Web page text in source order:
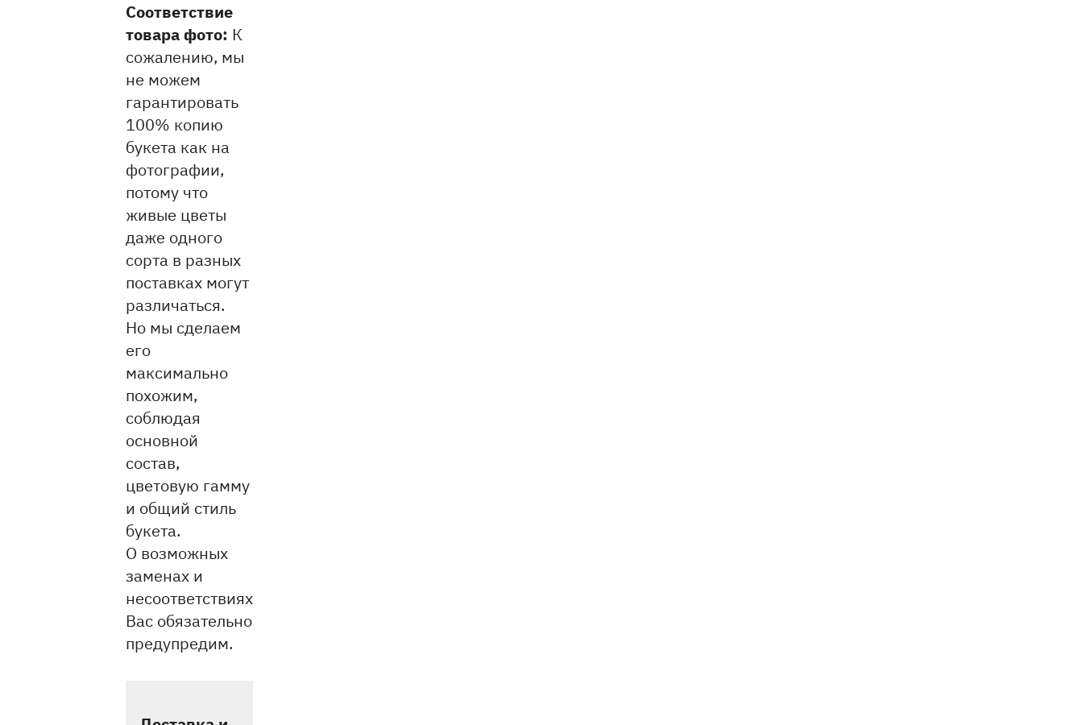
Соответствие
товара фото: К
сожалению, мы
не можем
гарантировать
100% копию
букета как на
фотографии,
потому что
живые цветы
даже одного
сорта в разных
поставках могут
различаться.
Но мы сделаем
его
максимально
похожим,
соблюдая
основной
состав,
цветовую гамму
и общий стиль
букета.
О возможных
заменах и
несоответствиях
Вас обязательно
предупредим.